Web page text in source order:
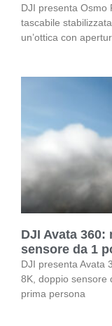
DJI presenta Osmo
tascabile
un’ottica con
DJI Avata
sensore da 1
DJI presenta Avata
8K, doppio sensore
prima persona